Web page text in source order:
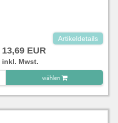
Artikeldetails
13,69 EUR
inkl. Mwst.
wählen
hinzugefügt.